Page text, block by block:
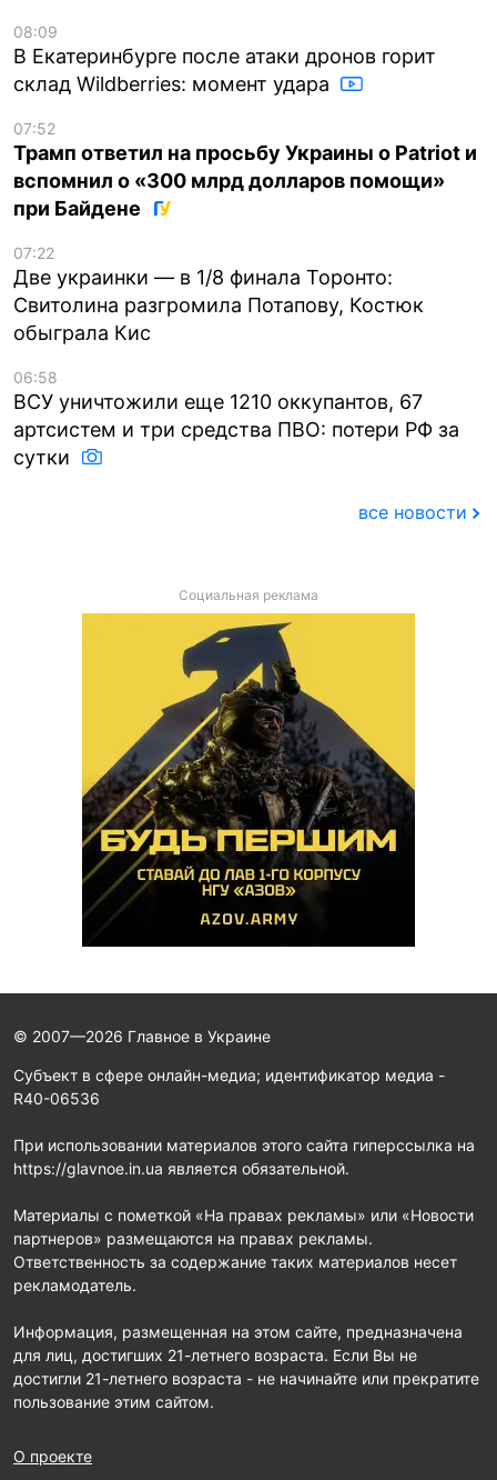
08:09
В Екатеринбурге после атаки дронов горит
склад Wildberries: момент удара
07:52
Трамп ответил на просьбу Украины о Patriot и
вспомнил о «300 млрд долларов помощи»
при Байдене
07:22
Две украинки — в 1/8 финала Торонто:
Свитолина разгромила Потапову, Костюк
обыграла Кис
06:58
ВСУ уничтожили еще 1210 оккупантов, 67
артсистем и три средства ПВО: потери РФ за
сутки
все новости
Социальная реклама
© 2007—2026 Главное в Украине
Субъект в сфере онлайн-медиа; идентификатор медиа -
R40-06536
При использовании материалов этого сайта гиперссылка на
https://glavnoe.in.ua является обязательной.
Материалы с пометкой «На правах рекламы» или «Новости
партнеров» размещаются на правах рекламы.
Ответственность за содержание таких материалов несет
рекламодатель.
Информация, размещенная на этом сайте, предназначена
для лиц, достигших 21-летнего возраста. Если Вы не
достигли 21-летнего возраста - не начинайте или прекратите
пользование этим сайтом.
О проекте